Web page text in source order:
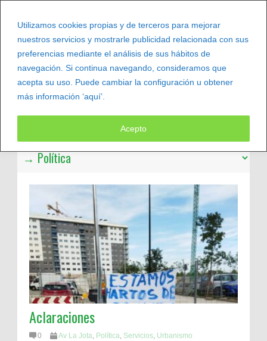
Utilizamos cookies propias y de terceros para mejorar
nuestros servicios y mostrarle publicidad relacionada con sus
preferencias mediante el análisis de sus hábitos de
navegación. Si continua navegando, consideramos que
acepta su uso. Puede cambiar la configuración u obtener
más información ‘aquí’.
Acepto
Aclaraciones
0 Av La Jota, Política, Servicios, Urbanismo